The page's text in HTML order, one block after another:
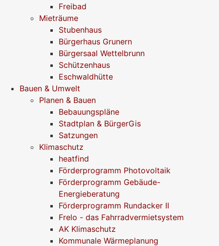
Freibad
Mieträume
Stubenhaus
Bürgerhaus Grunern
Bürgersaal Wettelbrunn
Schützenhaus
Eschwaldhütte
Bauen & Umwelt
Planen & Bauen
Bebauungspläne
Stadtplan & BürgerGis
Satzungen
Klimaschutz
heatfind
Förderprogramm Photovoltaik
Förderprogramm Gebäude-
Energieberatung
Förderprogramm Rundacker II
Frelo - das Fahrradvermietsystem
AK Klimaschutz
Kommunale Wärmeplanung